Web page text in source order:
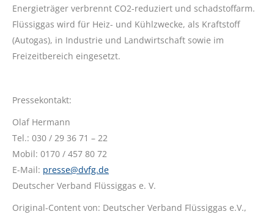
Energieträger verbrennt CO2-reduziert und schadstoffarm.
Flüssiggas wird für Heiz- und Kühlzwecke, als Kraftstoff
(Autogas), in Industrie und Landwirtschaft sowie im
Freizeitbereich eingesetzt.
Pressekontakt:
Olaf Hermann
Tel.: 030 / 29 36 71 – 22
Mobil: 0170 / 457 80 72
E-Mail: presse@dvfg.de
Deutscher Verband Flüssiggas e. V.
Original-Content von: Deutscher Verband Flüssiggas e.V.,